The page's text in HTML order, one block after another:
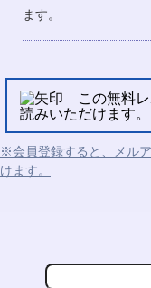
ます。
この無料レ
読みいただけます。
※会員登録すると、メル
けます。